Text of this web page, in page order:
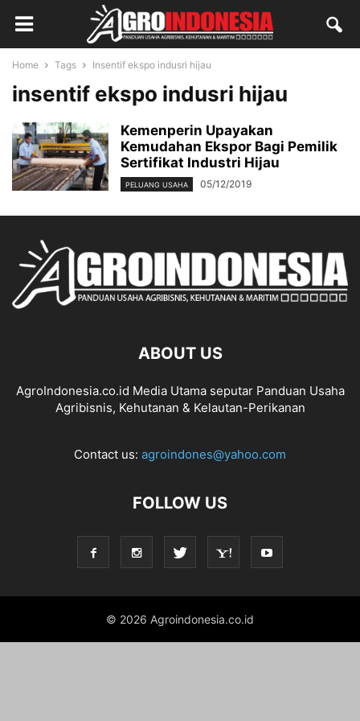
Home Tags Insentif ekspo indusri hijau
insentif ekspo indusri hijau
Kemenperin Upayakan
Kemudahan Ekspor Bagi Pemilik
Sertifikat Industri Hijau
PELUANG USAHA 05/12/2019
ABOUT US
AgroIndonesia.co.id Media Utama seputar Panduan Usaha
Agribisnis, Kehutanan & Kelautan-Perikanan
Contact us: agroindones@yahoo.com
FOLLOW US
© 2026 Agroindonesia.co.id